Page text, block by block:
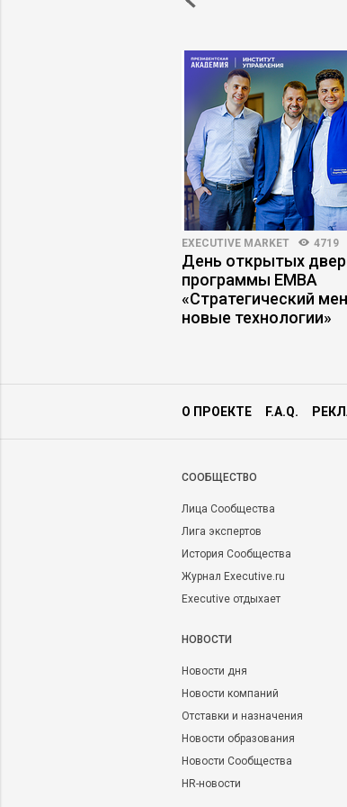
EXECUTIVE MARKET 4719
День открытых
программы ЕМВА
«Стратегический
новые технологии»
О ПРОЕКТЕ F.A.Q.
CООБЩЕСТВО
Лица Сообщества
Лига экспертов
История Сообщества
Журнал Executive.ru
Executive отдыхает
НОВОСТИ
Новости дня
Новости компаний
Отставки и назначения
Новости образования
Новости Сообщества
HR-новости